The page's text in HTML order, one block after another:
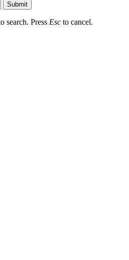
Submit
search. Press Esc to cancel.